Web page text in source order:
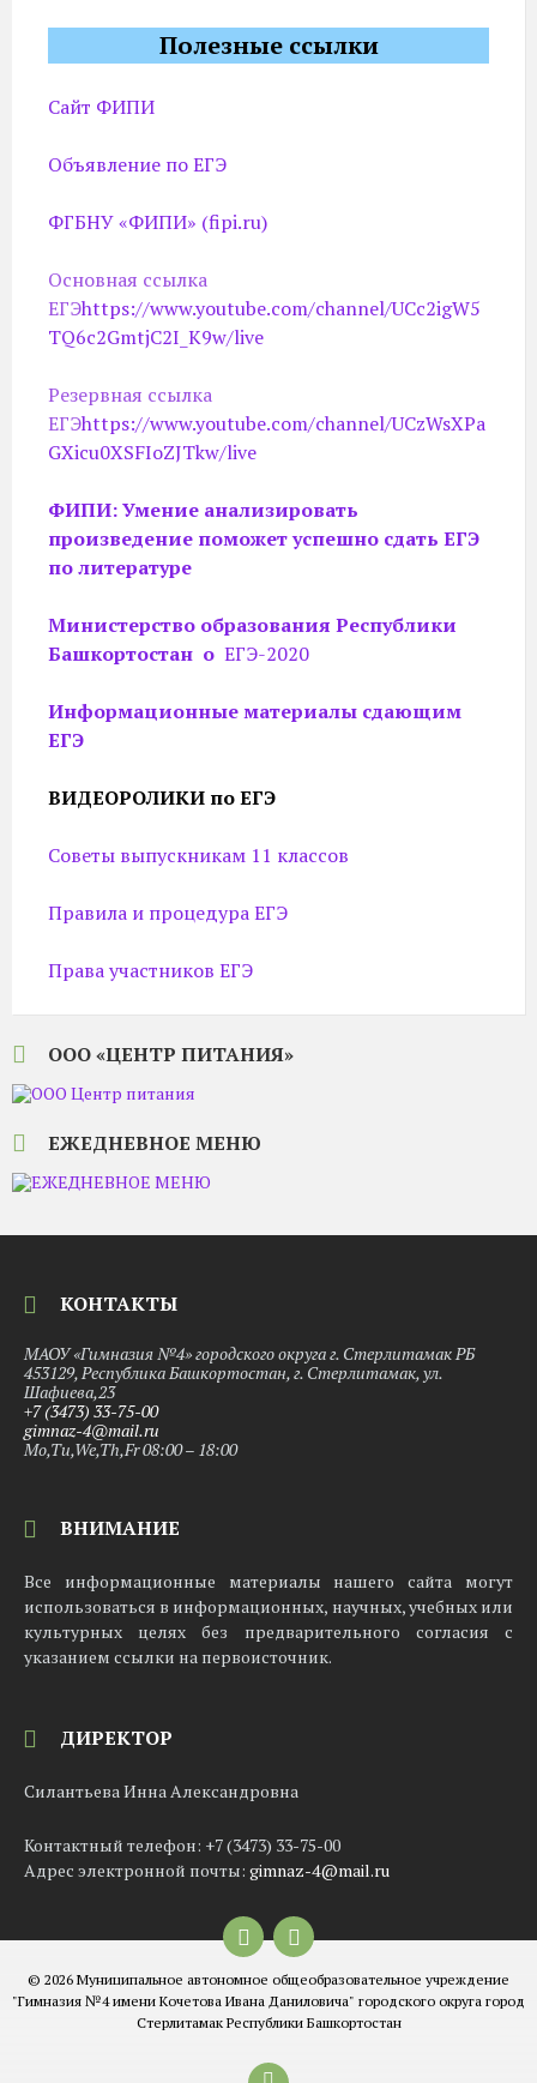
Полезные ссылки
Сайт ФИПИ
Объявление по ЕГЭ
ФГБНУ «ФИПИ» (fipi.ru)
Основная ссылка
ЕГЭhttps://www.youtube.com/channel/UCc2igW5
TQ6c2GmtjC2I_K9w/live
Резервная ссылка
ЕГЭhttps://www.youtube.com/channel/UCzWsXPa
GXicu0XSFIoZJTkw/live
ФИПИ: Умение анализировать
произведение поможет успешно сдать ЕГЭ
по литературе
Министерство образования Республики
Башкортостан о ЕГЭ-2020
Информационные материалы сдающим
ЕГЭ
ВИДЕОРОЛИКИ по ЕГЭ
Советы выпускникам 11 классов
Правила и процедура ЕГЭ
Права участников ЕГЭ
ООО «ЦЕНТР ПИТАНИЯ»
ЕЖЕДНЕВНОЕ МЕНЮ
КОНТАКТЫ
МАОУ «Гимназия №4» городского округа г. Стерлитамак РБ
453129, Республика Башкортостан, г. Стерлитамак, ул.
Шафиева,23
+7 (3473) 33-75-00
gimnaz-4@mail.ru
Mo,Tu,We,Th,Fr 08:00 – 18:00
ВНИМАНИЕ
Все информационные материалы нашего сайта могут
использоваться в информационных, научных, учебных или
культурных целях без предварительного согласия с
указанием ссылки на первоисточник.
ДИРЕКТОР
Силантьева Инна Александровна
Контактный телефон: +7 (3473) 33-75-00
Адрес электронной почты: gimnaz-4@mail.ru
Email
© 2026 Муниципальное автономное общеобразовательное учреждение
"Гимназия №4 имени Кочетова Ивана Даниловича" городского округа город
Стерлитамак Республики Башкортостан